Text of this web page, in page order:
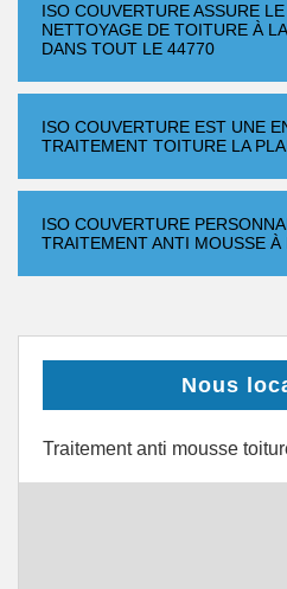
ISO COUVERTURE ASSURE
NETTOYAGE DE TOITURE À
DANS TOUT LE 44770
ISO COUVERTURE EST UNE
TRAITEMENT TOITURE LA
ISO COUVERTURE
TRAITEMENT ANTI MOUSSE À
Nous
Traitement anti mousse